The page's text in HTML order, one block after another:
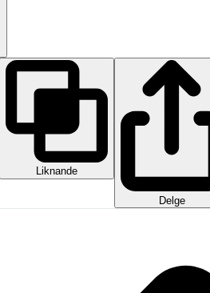
Liknande
Delge